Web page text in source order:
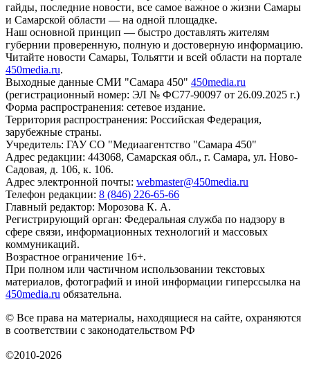
гайды, последние новости, все самое важное о жизни Самары
и Самарской области — на одной площадке.
Наш основной принцип — быстро доставлять жителям
губернии проверенную, полную и достоверную информацию.
Читайте новости Самары, Тольятти и всей области на портале
450media.ru.
Выходные данные СМИ "Самара 450" 450media.ru
(регистрационный номер: ЭЛ № ФС77-90097 от 26.09.2025 г.)
Форма распространения: сетевое издание.
Территория распространения: Российская Федерация,
зарубежные страны.
Учредитель: ГАУ СО "Медиаагентство "Самара 450"
Адрес редакции: 443068, Самарская обл., г. Самара, ул. Ново-
Садовая, д. 106, к. 106.
Адрес электронной почты: webmaster@450media.ru
Телефон редакции: 8 (846) 226-65-66
Главный редактор: Морозова К. А.
Регистрирующий орган: Федеральная служба по надзору в
сфере связи, информационных технологий и массовых
коммуникаций.
Возрастное ограничение 16+.
При полном или частичном использовании текстовых
материалов, фотографий и иной информации гиперссылка на
450media.ru обязательна.
© Все права на материалы, находящиеся на сайте, охраняются
в соответствии с законодательством РФ
©2010-2026